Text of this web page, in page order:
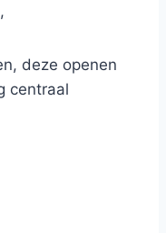
deze openen
centraal